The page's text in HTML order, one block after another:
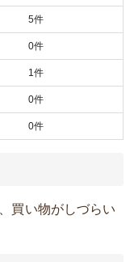
5件
0件
1件
0件
0件
買い物がしづらい